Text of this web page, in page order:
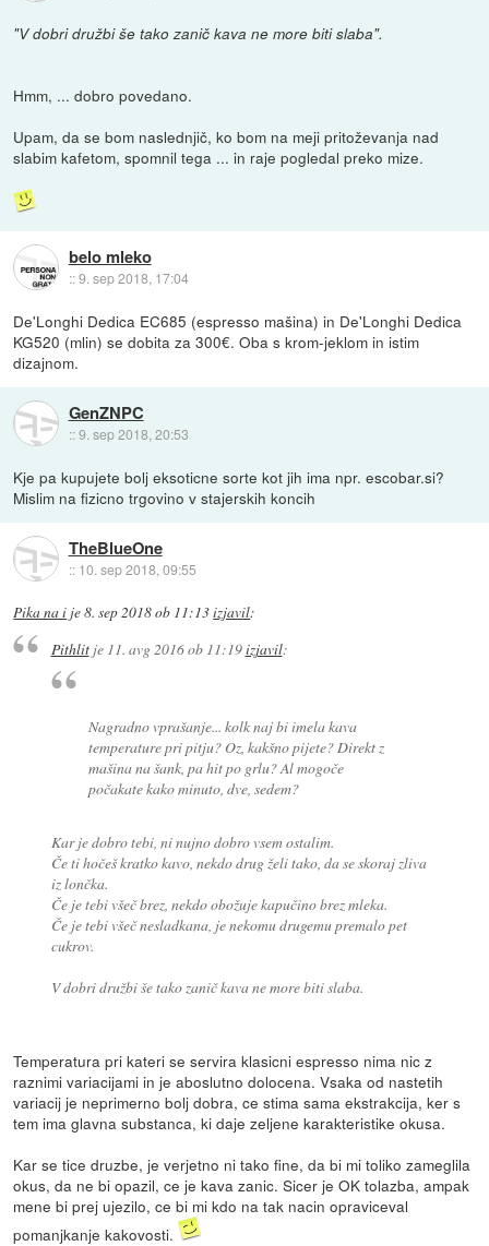
"V dobri družbi še tako zanič kava ne more biti slaba".
Hmm, ... dobro povedano.
Upam, da se bom naslednjič, ko bom na meji pritoževanja nad
slabim kafetom, spomnil tega ... in raje pogledal preko mize.
belo mleko
::9. sep 2018, 17:04
De'Longhi Dedica EC685 (espresso mašina) in De'Longhi Dedica
KG520 (mlin) se dobita za 300€. Oba s krom-jeklom in istim
dizajnom.
GenZNPC
::9. sep 2018, 20:53
Kje pa kupujete bolj eksoticne sorte kot jih ima npr. escobar.si?
Mislim na fizicno trgovino v stajerskih koncih
TheBlueOne
:: 10. sep 2018, 09:55
Pika na i je8. sep 2018 ob 11:13izjavil:
Pithlitje 11. avg 2016 ob 11:19izjavil:
Nagradno vprašanje... kolk naj bi imela kava
temperature pri pitju? Oz, kakšno pijete? Direkt z
mašina na šank, pa hit po grlu? Al mogoče
počakate kako minuto, dve, sedem?
Kar je dobro tebi, ni nujno dobro vsem ostalim.
Če ti hočeš kratko kavo, nekdo drug želi tako, da se skoraj zliva
iz lončka.
Če je tebi všeč brez, nekdo obožuje kapučino brez mleka.
Če je tebi všeč nesladkana, je nekomu drugemu premalo pet
cukrov.
V dobri družbi še tako zanič kava ne more biti slaba.
Temperatura pri kateri se servira klasicni espresso nima nic z
raznimi variacijami in je aboslutno dolocena. Vsaka od nastetih
variacij je neprimerno bolj dobra, ce stima sama ekstrakcija, ker s
tem ima glavna substanca, ki daje zeljene karakteristike okusa.
Kar se tice druzbe, je verjetno ni tako fine, da bi mi toliko zameglila
okus, da ne bi opazil, ce je kava zanic. Sicer je OK tolazba, ampak
mene bi prej ujezilo, ce bi mi kdo na tak nacin opraviceval
pomanjkanje kakovosti.